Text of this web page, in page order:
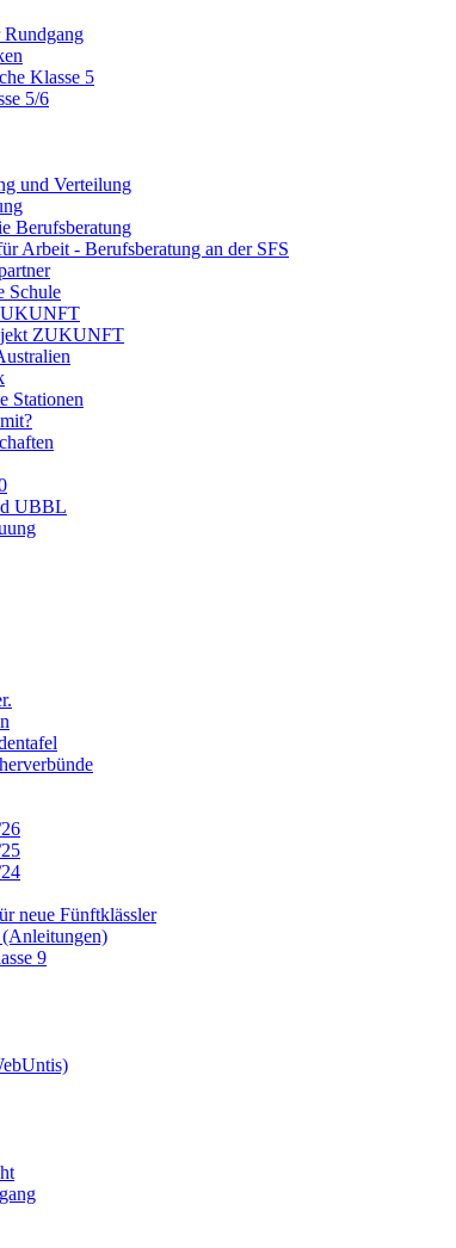
Klasse 5
5/6
und Verteilung
Berufsberatung
Arbeit - Berufsberatung an der SFS
Schule
ZUKUNFT
Stationen
UBBL
neue Fünftklässler
9